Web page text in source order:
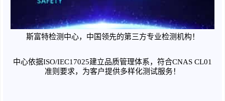
斯富特检测中心，中国领先的第三方专业检测机构 ！
中心依据ISO/IEC17025建立品质管理体系，符合CNAS CL01
准则要求，为客户提供多样化测试服务！